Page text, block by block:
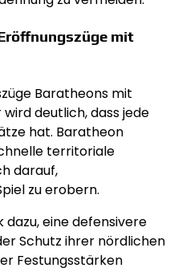
mit
Baratheons mit
deutlich, dass jede
hat. Baratheon
territoriale
darauf,
zu erobern.
dazu, eine defensivere
Schutz ihrer nördlichen
Festungsstärken